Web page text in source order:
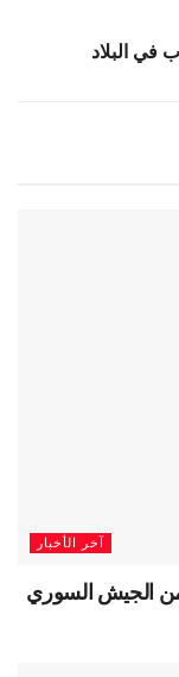
في البلاد
آخر الأخبار
الجيش السوري